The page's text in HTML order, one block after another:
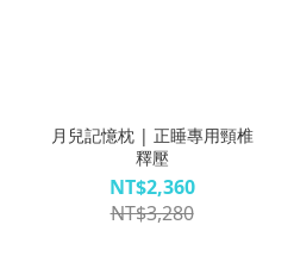
月兒記憶枕 | 正睡專用頸椎
釋壓
NT$2,360
NT$3,280